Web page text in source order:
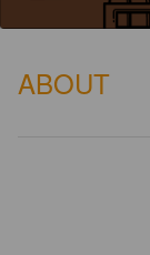
ABOUT